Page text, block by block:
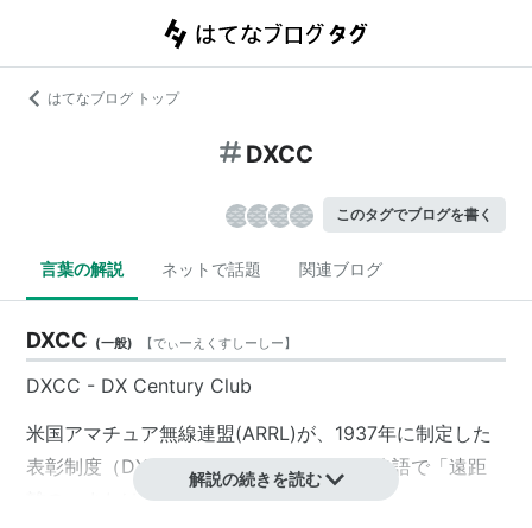
はてなブログ トップ
DXCC
このタグでブログを書く
言葉の解説 ネットで話題 関連ブログ
DXCC (一般) 【でぃーえくすしーしー】
DXCC - DX Century Club
米国アマチュア無線連盟(ARRL)が、1937年に制定した
表彰制度（DXCCの「DX」は、無線界の略語で「遠距
離の」または「遠距離通信」を指す）。
解説の続きを読む